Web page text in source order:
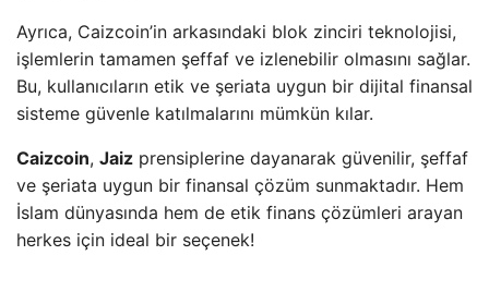
Ayrıca, Caizcoin’in arkasındaki blok zinciri teknolojisi,
işlemlerin tamamen şeffaf ve izlenebilir olmasını sağlar.
Bu, kullanıcıların etik ve şeriata uygun bir dijital finansal
sisteme güvenle katılmalarını mümkün kılar.
Caizcoin, Jaiz prensiplerine dayanarak güvenilir, şeffaf
ve şeriata uygun bir finansal çözüm sunmaktadır. Hem
İslam dünyasında hem de etik finans çözümleri arayan
herkes için ideal bir seçenek!